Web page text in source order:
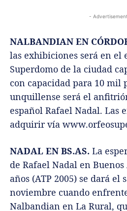
-
NALBANDIAN EN
las exhibiciones será en el
Superdomo de la ciudad
con capacidad para 10 mil
unquillense será el
español Rafael Nadal. Las
adquirir vía
NADAL EN BS.AS. La
de Rafael Nadal en
años (ATP 2005) se dará el
noviembre cuando
Nalbandian en La Rural,